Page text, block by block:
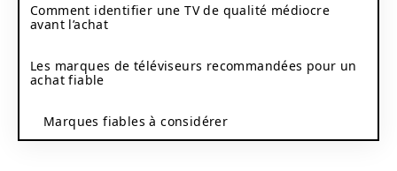
Comment identifier une TV de qualité médiocre
avant l’achat
Les marques de téléviseurs recommandées pour un
achat fiable
Marques fiables à considérer